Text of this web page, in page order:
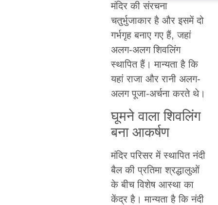
मंदिर की संरचना
चतुर्भुजाकार है और इसमें दो
गर्भगृह बनाए गए हैं, जहां
अलग-अलग शिवलिंग
स्थापित हैं। मान्यता है कि
यहां राजा और रानी अलग-
अलग पूजा-अर्चना करते थे।
घूमने वाला शिवलिंग
बना आकर्षण
मंदिर परिसर में स्थापित नंदी
बैल की प्रतिमा श्रद्धालुओं
के बीच विशेष आस्था का
केंद्र है। मान्यता है कि नंदी